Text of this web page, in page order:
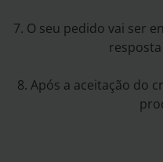
7. O seu pedido vai ser
8. Após a aceitação do